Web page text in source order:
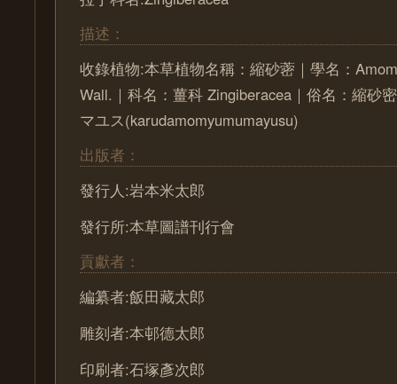
描述：
收錄植物:本草植物名稱：縮砂蔤｜學名：
Wall.｜科名：薑科 Zingiberacea｜俗名：縮砂
マユス(karudamomyumumayusu)
出版者：
發行人:岩本米太郎
發行所:本草圖譜刊行會
貢獻者：
編纂者:飯田藏太郎
雕刻者:本邨德太郎
印刷者:石塚彥次郎